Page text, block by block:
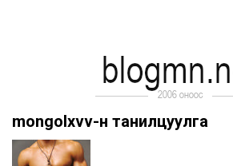
mongolxvv-н танилцуулга